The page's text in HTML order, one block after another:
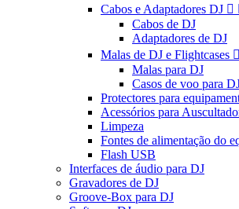
Cabos e Adaptadores DJ 
Cabos de DJ
Adaptadores de DJ
Malas de DJ e Flightcases 
Malas para DJ
Casos de voo para
Protectores para
Acessórios para
Limpeza
Fontes de alimentação do
Flash USB
Interfaces de áudio para DJ
Gravadores de DJ
Groove-Box para DJ